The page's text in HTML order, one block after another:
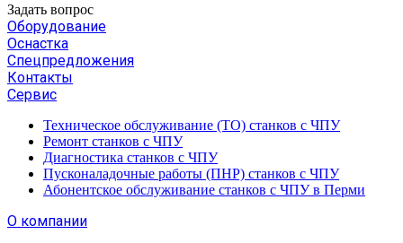
Задать вопрос
Оборудование
Оснастка
Спецпредложения
Контакты
Сервис
Техническое обслуживание (ТО) станков с ЧПУ
Ремонт станков с ЧПУ
Диагностика станков с ЧПУ
Пусконаладочные работы (ПНР) станков с ЧПУ
Абонентское обслуживание станков с ЧПУ в Перми
О компании